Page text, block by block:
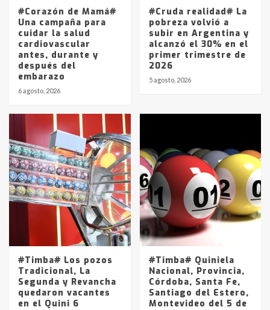
#Corazón de Mamá#
Una campaña para
cuidar la salud
cardiovascular
antes, durante y
después del
embarazo
6 agosto, 2026
#Cruda realidad# La
pobreza volvió a
subir en Argentina y
alcanzó el 30% en el
primer trimestre de
2026
5 agosto, 2026
#Timba# Los pozos
Tradicional, La
Segunda y Revancha
quedaron vacantes
en el Quini 6
#Timba# Quiniela
Nacional, Provincia,
Córdoba, Santa Fe,
Santiago del Estero,
Montevideo del 5 de